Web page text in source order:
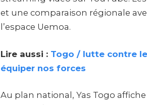
et une comparaison régionale
l’espace Uemoa.
Lire aussi : Togo / lutte contre
équiper nos forces
Au plan national, Yas Togo